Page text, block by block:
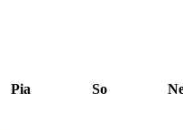
Pia So